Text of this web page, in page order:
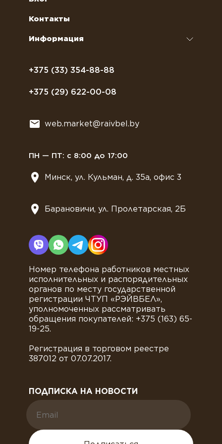
+375 (33) 354-88-88
+375 (29) 622-00-08
web.market@raivbel.by
ПН — ПТ: с 8:00 до 17:00
Минск, ул. Кульман, д. 35а, офис 3
Барановичи, ул. Пролетарская, 2Б
Номер телефона работников местных
исполнительных и распорядительных
органов по месту государственной
регистрации ЧТУП «РЭЙВБЕЛ»,
уполномоченных рассматривать
обращения покупателей: +375 (163) 65-
19-25.
Регистрация в торговом реестре
387012 от 07.07.2017.
ПОДПИСКА НА НОВОСТИ
Курсы бариста
Условия доставки
Контакты
Информация
Договор оферты